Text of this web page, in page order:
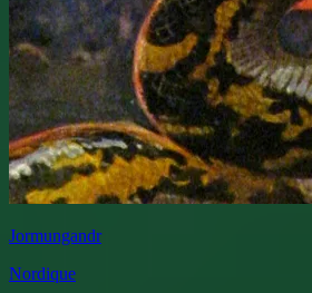
Jormungandr
Nordique